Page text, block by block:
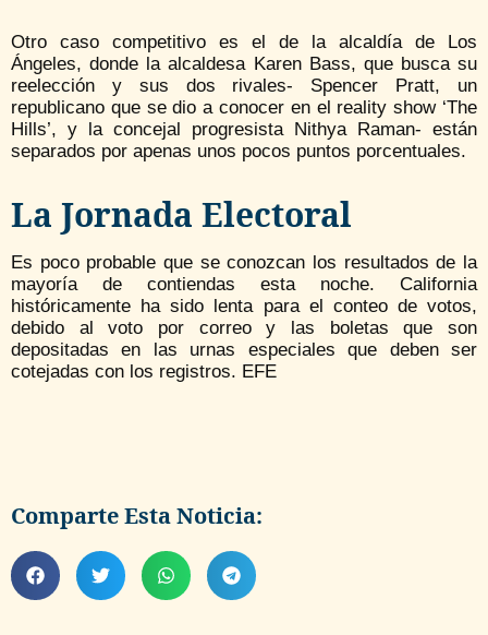
Otro caso competitivo es el de la alcaldía de Los
Ángeles, donde la alcaldesa Karen Bass, que busca su
reelección y sus dos rivales- Spencer Pratt, un
republicano que se dio a conocer en el reality show ‘The
Hills’, y la concejal progresista Nithya Raman- están
separados por apenas unos pocos puntos porcentuales.
La Jornada Electoral
Es poco probable que se conozcan los resultados de la
mayoría de contiendas esta noche. California
históricamente ha sido lenta para el conteo de votos,
debido al voto por correo y las boletas que son
depositadas en las urnas especiales que deben ser
cotejadas con los registros. EFE
Comparte Esta Noticia: